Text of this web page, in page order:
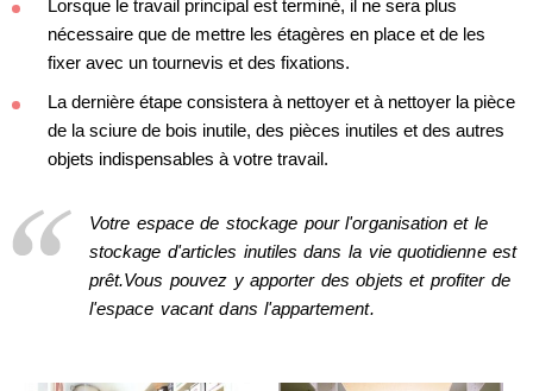
Lorsque le travail principal est terminé, il ne sera plus
nécessaire que de mettre les étagères en place et de les
fixer avec un tournevis et des fixations.
La dernière étape consistera à nettoyer et à nettoyer la pièce
de la sciure de bois inutile, des pièces inutiles et des autres
objets indispensables à votre travail.
Votre espace de stockage pour l'organisation et le
stockage d'articles inutiles dans la vie quotidienne est
prêt.Vous pouvez y apporter des objets et profiter de
l'espace vacant dans l'appartement.